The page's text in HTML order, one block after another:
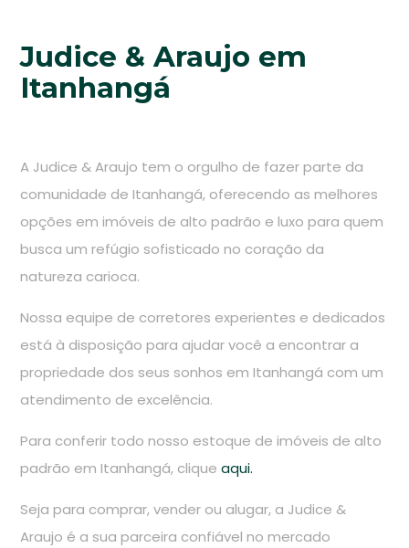
Judice & Araujo em
Itanhangá
A Judice & Araujo tem o orgulho de fazer parte da
comunidade de Itanhangá, oferecendo as melhores
opções em imóveis de alto padrão e luxo para quem
busca um refúgio sofisticado no coração da
natureza carioca.
Nossa equipe de corretores experientes e dedicados
está à disposição para ajudar você a encontrar a
propriedade dos seus sonhos em Itanhangá com um
atendimento de excelência.
Para conferir todo nosso estoque de imóveis de alto
padrão em Itanhangá, cliqueaqui.
Seja para comprar, vender ou alugar, a Judice &
Araujo é a sua parceira confiável no mercado